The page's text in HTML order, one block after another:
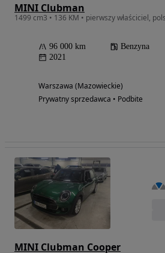
MINI Clubman
96 000 km Benzyna
2021
Warszawa (Mazowieckie)
Prywatny sprzedawca • Podbite
MINI Clubman Cooper